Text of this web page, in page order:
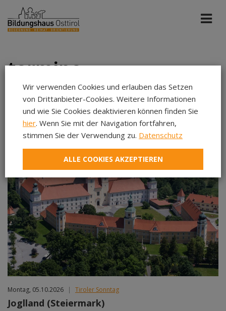
termine
Tiroler Sonntag Okt 2026
Aug 2026
Sep 2026
Okt 2026
Nov 2026
Dez 2026
Jan 2027
Feb 2027
Mär 2027
Apr 2027
Mai 2027
Jun 2027
Montag, 05.10.2026 | Tiroler Sonntag
Joglland (Steiermark)
Wir verwenden Cookies und erlauben das Setzen
von Drittanbieter-Cookies. Weitere Informationen
und wie Sie Cookies deaktivieren können finden Sie
hier. Wenn Sie mit der Navigation fortfahren,
stimmen Sie der Verwendung zu. Datenschutz
ALLE COOKIES AKZEPTIEREN